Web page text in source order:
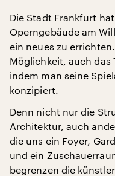
Die Stadt Frankfurt
Operngebäude am
ein neues zu
Möglichkeit, auch das
indem man seine
konzipiert.
Denn nicht nur die
Architektur, auch
die uns ein Foyer,
und ein
begrenzen die